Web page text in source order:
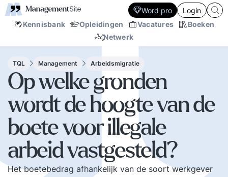
Kennisbank Opleidingen Vacatures
Boeken
Netwerk
Word pro Login
TQL Management Arbeidsmigratie
Op welke gronden
wordt de hoogte van de
boete voor illegale
arbeid vastgesteld?
Het boetebedrag afhankelijk van de soort werkgever